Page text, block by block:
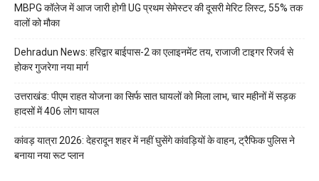
MBPG कॉलेज में आज जारी होगी UG प्रथम सेमेस्टर की दूसरी मेरिट लिस्ट, 55% तक
वालों को मौका
Dehradun News: हरिद्वार बाईपास-2 का एलाइनमेंट तय, राजाजी टाइगर रिजर्व से
होकर गुजरेगा नया मार्ग
उत्तराखंड: पीएम राहत योजना का सिर्फ सात घायलों को मिला लाभ, चार महीनों में सड़क
हादसों में 406 लोग घायल
कांवड़ यात्रा 2026: देहरादून शहर में नहीं घुसेंगे कांवड़ियों के वाहन, ट्रैफिक पुलिस ने
बनाया नया रूट प्लान